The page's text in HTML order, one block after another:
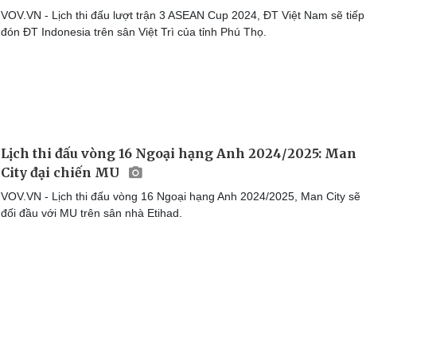
VOV.VN - Lịch thi đấu lượt trận 3 ASEAN Cup 2024, ĐT Việt Nam sẽ tiếp
đón ĐT Indonesia trên sân Việt Trì của tỉnh Phú Thọ.
Lịch thi đấu vòng 16 Ngoại hạng Anh 2024/2025: Man
City đại chiến MU
VOV.VN - Lịch thi đấu vòng 16 Ngoại hạng Anh 2024/2025, Man City sẽ
đối đầu với MU trên sân nhà Etihad.